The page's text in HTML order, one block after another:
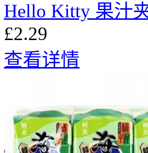
Hello Kitty 果汁
£2.29
查看详情